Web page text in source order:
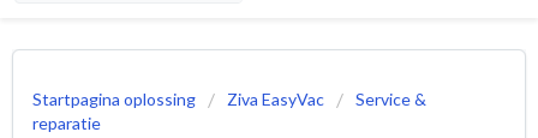
Startpagina oplossing Ziva EasyVac
Service &
reparatie